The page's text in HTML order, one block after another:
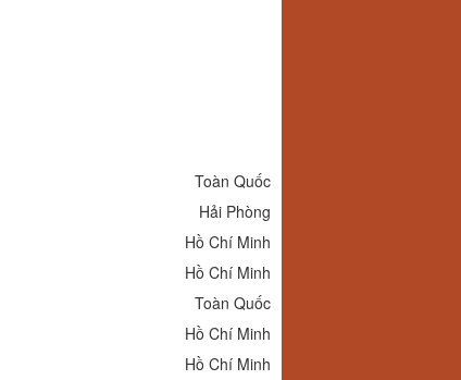
Toàn Quốc
Hải Phòng
Hồ Chí Minh
Hồ Chí Minh
Toàn Quốc
Hồ Chí Minh
Hồ Chí Minh